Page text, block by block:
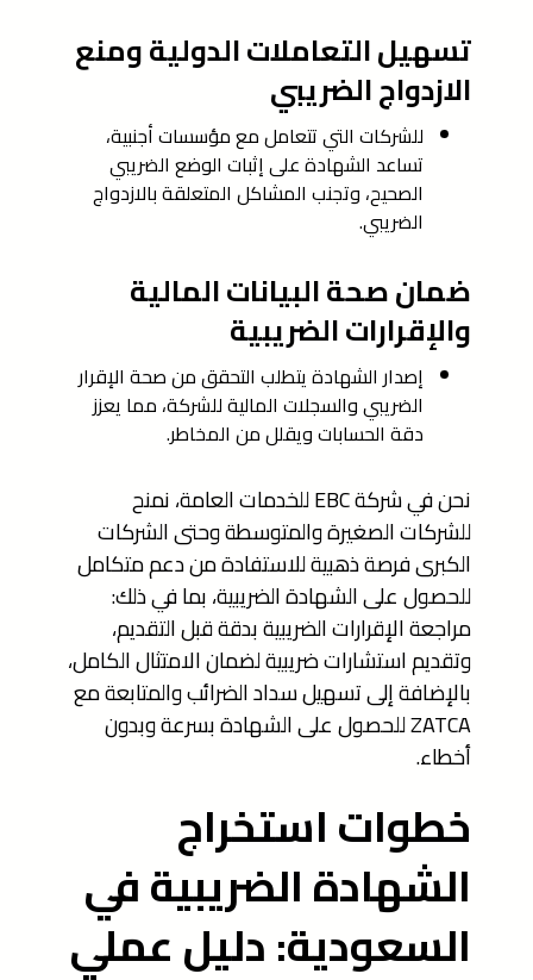
تسهيل التعاملات الدولية ومنع
الازدواج الضريبي
للشركات التي تتعامل مع مؤسسات أجنبية،
تساعد الشهادة على إثبات الوضع الضريبي
الصحيح، وتجنب المشاكل المتعلقة بالازدواج
الضريبي.
ضمان صحة البيانات المالية
والإقرارات الضريبية
إصدار الشهادة يتطلب التحقق من صحة الإقرار
الضريبي والسجلات المالية للشركة، مما يعزز
دقة الحسابات ويقلل من المخاطر.
نحن في شركة EBC للخدمات العامة، نمنح
للشركات الصغيرة والمتوسطة وحتى الشركات
الكبرى فرصة ذهبية للاستفادة من دعم متكامل
للحصول على الشهادة الضريبية، بما في ذلك:
مراجعة الإقرارات الضريبية بدقة قبل التقديم،
وتقديم استشارات ضريبية لضمان الامتثال الكامل،
بالإضافة إلى تسهيل سداد الضرائب والمتابعة مع
ZATCA للحصول على الشهادة بسرعة وبدون
أخطاء.
خطوات استخراج
الشهادة الضريبية في
السعودية: دليل عملي